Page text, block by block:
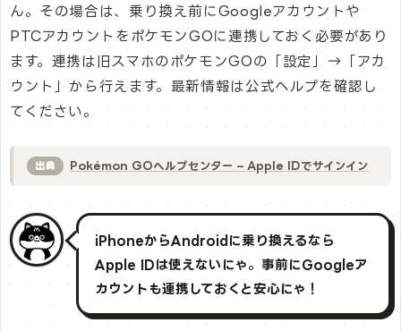
ん。その場合は、乗り換え前にGoogleアカウントや
PTCアカウントをポケモンGOに連携しておく必要があり
ます。連携は旧スマホのポケモンGOの「設定」→「アカ
ウント」から行えます。最新情報は公式ヘルプを確認し
てください。
出典 Pokémon GOヘルプセンター – Apple IDでサインイン
iPhoneからAndroidに乗り換えるなら
Apple IDは使えないにゃ。事前にGoogleア
カウントも連携しておくと安心にゃ！